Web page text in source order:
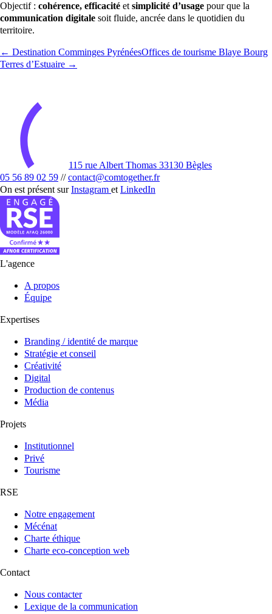
Objectif : cohérence, efficacité etsimplicité d’usage pour que la
communication digitale soit fluide, ancrée dans le quotidien du
territoire.
← Destination Comminges PyrénéesOffices de tourisme Blaye Bourg
Terres d’Estuaire →
115 rue Albert Thomas 33130 Bègles
05 56 89 02 59 // contact@comtogether.fr
On est présent surInstagram etLinkedIn
L'agence
A propos
Équipe
Expertises
Branding / identité de marque
Stratégie et conseil
Créativité
Digital
Production de contenus
Média
Projets
Institutionnel
Privé
Tourisme
RSE
Notre engagement
Mécénat
Charte éthique
Charte eco-conception web
Contact
Nous contacter
Lexique de la communication